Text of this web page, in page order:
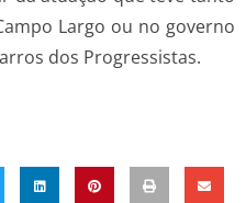
Largo ou no governo
dos Progressistas.